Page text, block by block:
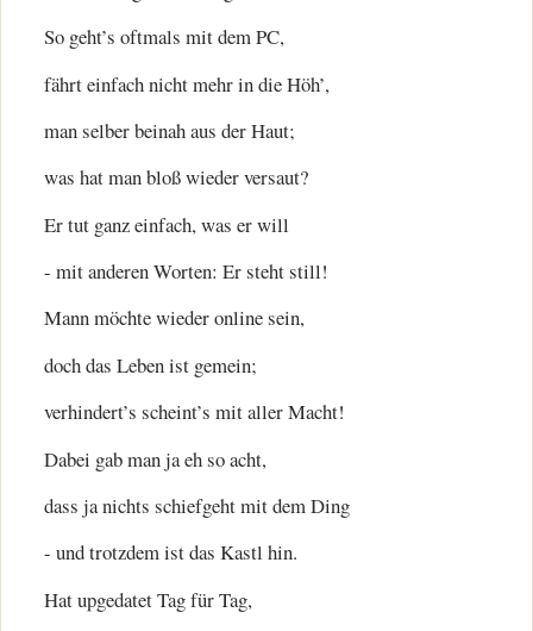
So geht’s oftmals mit dem PC,
fährt einfach nicht mehr in die Höh’,
man selber beinah aus der Haut;
was hat man bloß wieder versaut?
Er tut ganz einfach, was er will
- mit anderen Worten: Er steht still!
Mann möchte wieder online sein,
doch das Leben ist gemein;
verhindert’s scheint’s mit aller Macht!
Dabei gab man ja eh so acht,
dass ja nichts schiefgeht mit dem Ding
- und trotzdem ist das Kastl hin.
Hat upgedatet Tag für Tag,